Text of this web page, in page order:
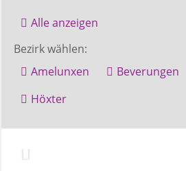
Bezirke
Gremien
Ausschüsse
Alle anzeigen
Bezirk wählen:
Amelunxen
Beverungen
Höxter